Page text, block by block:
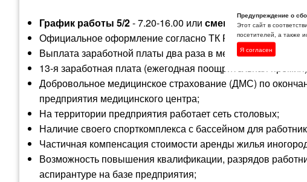
График работы 5/2- 7.20-16.00 или сменный 3/3с 7.20-
Официальное оформление согласно ТК РФ;
Выплата заработной платы два раза в месяц, без задержек;
13-я заработная плата (ежегодная поощрительная
Добровольное медицинское страхование (ДМС) по
предприятия медицинского центра;
На территории предприятия работает сеть столовых;
Наличие своего спорткомплекса с бассейном для
Частичная компенсация стоимости аренды жилья
Возможность повышения квалификации, разрядов
аспирантуре на базе предприятия;
Предупреждение о
Этот сайт в
посетителей, а также
Я согласен